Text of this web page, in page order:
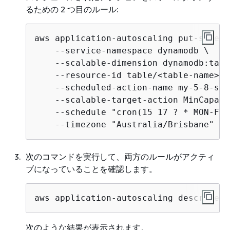
るための 2 つ目のルール:
aws application-autoscaling put-
    --service-namespace dynamodb \
--scalable-dimension
    --resource-id table/<table-name> \
--scheduled-action-name my-5-8-
--scalable-target-action
--schedule "cron(15 17 ? * MON-
    --timezone "Australia/Brisbane"
次のコマンドを実行して、両方のルールがアクティ
ブになっていることを確認します。
aws application-autoscaling describe-
次のような結果が表示されます。